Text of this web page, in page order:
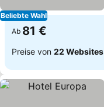
Beliebte Wahl
Ab 81 €
Preise von 22 Websites